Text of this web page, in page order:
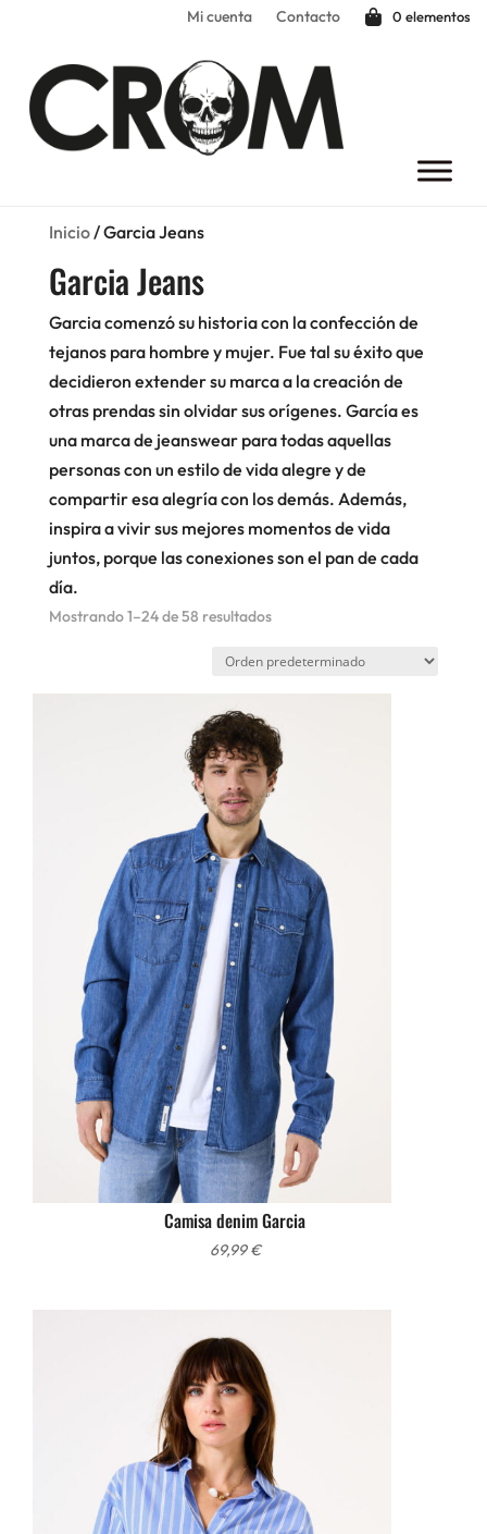
Mi cuenta Contacto 0 elementos
Inicio/ Garcia Jeans
Garcia Jeans
Garcia comenzó su historia con la confección de
tejanos para hombre y mujer. Fue tal su éxito que
decidieron extender su marca a la creación de
otras prendas sin olvidar sus orígenes. García es
una marca de jeanswear para todas aquellas
personas con un estilo de vida alegre y de
compartir esa alegría con los demás. Además,
inspira a vivir sus mejores momentos de vida
juntos, porque las conexiones son el pan de cada
día.
Mostrando 1–24 de 58 resultados
Camisa denim Garcia
69,99€